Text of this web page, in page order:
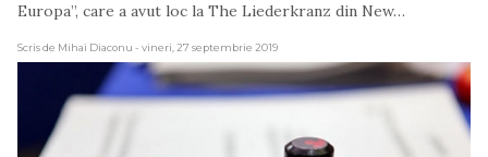
Europa”, care a avut loc la The Liederkranz din New…
Scris de Mihai Diaconu - vineri, 27 septembrie 2019